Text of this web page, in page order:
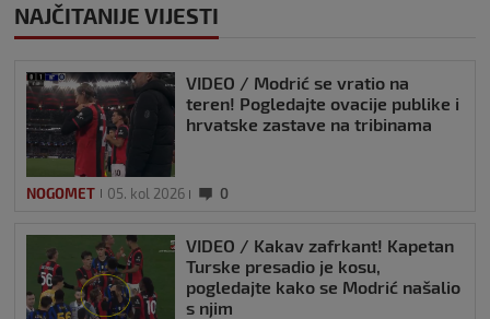
NAJČITANIJE VIJESTI
VIDEO / Modrić se vratio na
teren! Pogledajte ovacije publike i
hrvatske zastave na tribinama
NOGOMET 05. kol 2026 0
VIDEO / Kakav zafrkant! Kapetan
Turske presadio je kosu,
pogledajte kako se Modrić našalio
s njim